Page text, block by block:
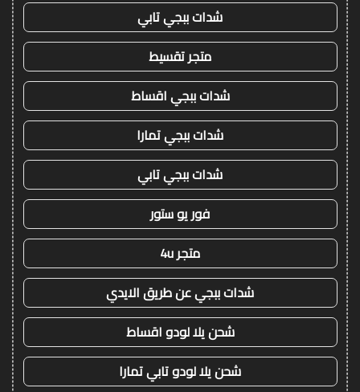
شدات ببجي تابي
متجر تقسيط
شدات ببجي اقساط
شدات ببجي تمارا
شدات ببجي تابي
فور يو ستور
متجر 4u
شدات ببجي عن طريق الايدي
شحن يلا لودو اقساط
شحن يلا لودو تابي تمارا